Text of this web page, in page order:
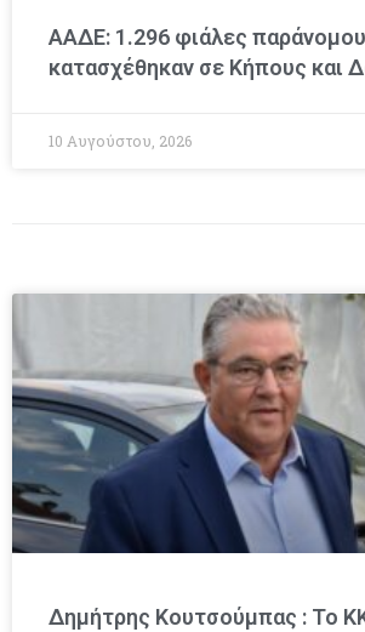
ΑΑΔΕ: 1.296 φιάλες
κατασχέθηκαν σε Κήπους και
10 Αυγούστου, 2026
Δημήτρης Κουτσούμπας : Το